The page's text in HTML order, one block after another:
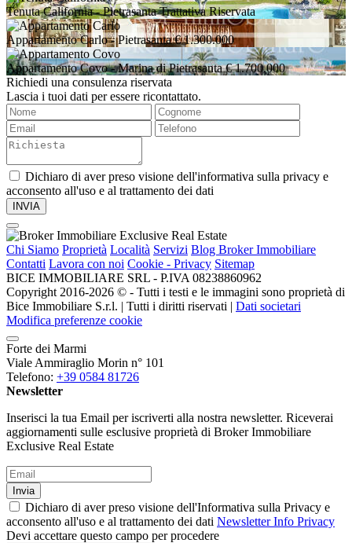
Tenuta California- Pietrasanta Trattativa Riservata
Appartamento Carlo- Pietrasanta € 1.300.000
Appartamento Covo- Marina di Pietrasanta € 1.700.000
Richiedi una consulenza riservata
Lascia i tuoi dati per essere ricontattato.
Dichiaro di aver preso visione dell'informativa sulla privacy e
acconsento all'uso e al trattamento dei dati
Chi Siamo Proprietà Località Servizi Blog Broker Immobiliare
Contatti Lavora con noi Cookie - Privacy Sitemap
BICE IMMOBILIARE SRL - P.IVA 08238860962
Copyright 2016-2026 ©️ - Tutti i testi e le immagini sono proprietà di
Bice Immobiliare S.r.l. | Tutti i diritti riservati | Dati societari
Modifica preferenze cookie
Forte dei Marmi
Viale Ammiraglio Morin n° 101
Telefono: +39 0584 81726
Newsletter
Inserisci la tua Email per iscriverti alla nostra newsletter. Riceverai
aggiornamenti sulle esclusive proprietà di Broker Immobiliare
Exclusive Real Estate
Invia
Dichiaro di aver preso visione dell'Informativa sulla Privacy e
acconsento all'uso e al trattamento dei dati Newsletter Info Privacy
Devi accettare questo campo per procedere